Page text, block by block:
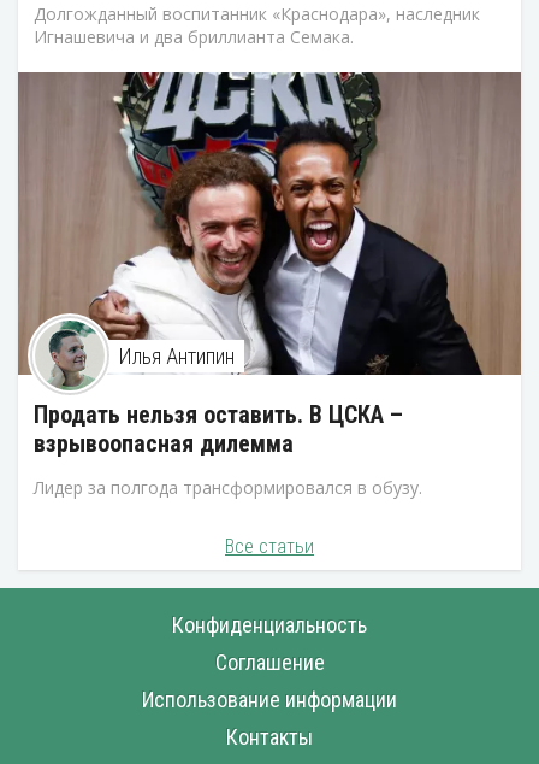
Долгожданный воспитанник «Краснодара», наследник
Игнашевича и два бриллианта Семака.
Илья Антипин
Продать нельзя оставить. В ЦСКА –
взрывоопасная дилемма
Лидер за полгода трансформировался в обузу.
Все статьи
Конфиденциальность
Соглашение
Использование информации
Контакты